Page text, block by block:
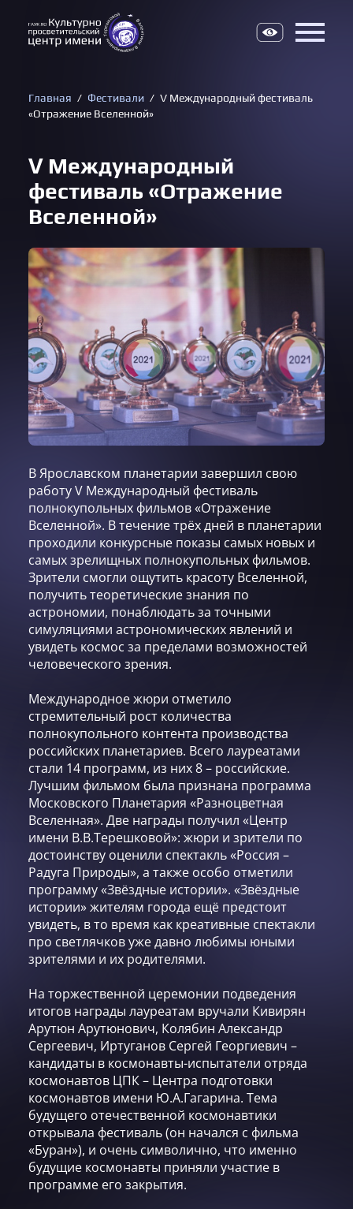
Главная Фестивали
V Международный фестиваль
«Отражение Вселенной»
V Международный
фестиваль «Отражение
Вселенной»
В Ярославском планетарии завершил свою
работу V Международный фестиваль
полнокупольных фильмов «Отражение
Вселенной». В течение трёх дней в планетарии
проходили конкурсные показы самых новых и
самых зрелищных полнокупольных фильмов.
Зрители смогли ощутить красоту Вселенной,
получить теоретические знания по
астрономии, понаблюдать за точными
симуляциями астрономических явлений и
увидеть космос за пределами возможностей
человеческого зрения.
Международное жюри отметило
стремительный рост количества
полнокупольного контента производства
российских планетариев. Всего лауреатами
стали 14 программ, из них 8 – российские.
Лучшим фильмом была признана программа
Московского Планетария «Разноцветная
Вселенная». Две награды получил «Центр
имени В.В.Терешковой»: жюри и зрители по
достоинству оценили спектакль «Россия –
Радуга Природы», а также особо отметили
программу «Звёздные истории». «Звёздные
истории» жителям города ещё предстоит
увидеть, в то время как креативные спектакли
про светлячков уже давно любимы юными
зрителями и их родителями.
На торжественной церемонии подведения
итогов награды лауреатам вручали Кивирян
Арутюн Арутюнович, Колябин Александр
Сергеевич, Иртуганов Сергей Георгиевич –
кандидаты в космонавты-испытатели отряда
космонавтов ЦПК – Центра подготовки
космонавтов имени Ю.А.Гагарина. Тема
будущего отечественной космонавтики
открывала фестиваль (он начался с фильма
«Буран»), и очень символично, что именно
будущие космонавты приняли участие в
программе его закрытия.